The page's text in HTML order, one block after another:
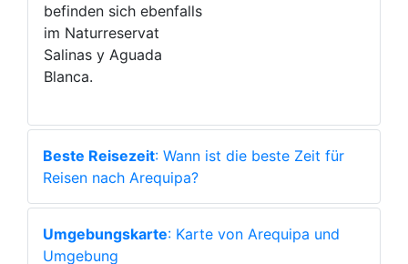
befinden sich ebenfalls
im Naturreservat
Salinas y Aguada
Blanca.
Beste Reisezeit: Wann ist die beste Zeit für
Reisen nach Arequipa?
Umgebungskarte: Karte von Arequipa und
Umgebung